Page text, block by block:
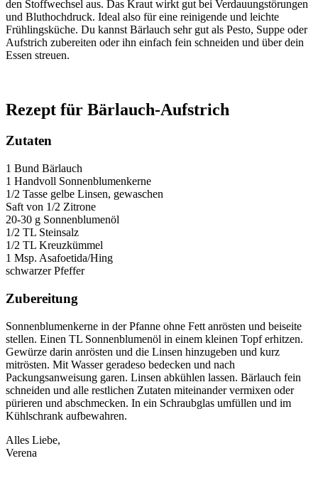
den Stoffwechsel aus. Das Kraut wirkt gut bei Verdauungstörungen
und Bluthochdruck. Ideal also für eine reinigende und leichte
Frühlingsküche. Du kannst Bärlauch sehr gut als Pesto, Suppe oder
Aufstrich zubereiten oder ihn einfach fein schneiden und über dein
Essen streuen.
Rezept für Bärlauch-Aufstrich
Zutaten
1 Bund Bärlauch
1 Handvoll Sonnenblumenkerne
1/2 Tasse gelbe Linsen, gewaschen
Saft von 1/2 Zitrone
20-30 g Sonnenblumenöl
1/2 TL Steinsalz
1/2 TL Kreuzkümmel
1 Msp. Asafoetida/Hing
schwarzer Pfeffer
Zubereitung
Sonnenblumenkerne in der Pfanne ohne Fett anrösten und beiseite
stellen. Einen TL Sonnenblumenöl in einem kleinen Topf erhitzen.
Gewürze darin anrösten und die Linsen hinzugeben und kurz
mitrösten. Mit Wasser geradeso bedecken und nach
Packungsanweisung garen. Linsen abkühlen lassen. Bärlauch fein
schneiden und alle restlichen Zutaten miteinander vermixen oder
pürieren und abschmecken. In ein Schraubglas umfüllen und im
Kühlschrank aufbewahren.
Alles Liebe,
Verena